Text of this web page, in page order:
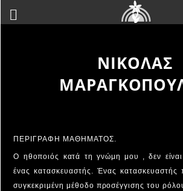
ΝΙΚΟΛΑΣ
ΠΕΡΙΓΡΑΦΗ ΜΑΘΗΜΑΤΟΣ.
Ο ηθοποιός κατά τη γνώμη μου , δεν
ένας κατασκευαστής. Ένας κατασκευαστής
συγκεκριμένη μέθοδο προσέγγισης του